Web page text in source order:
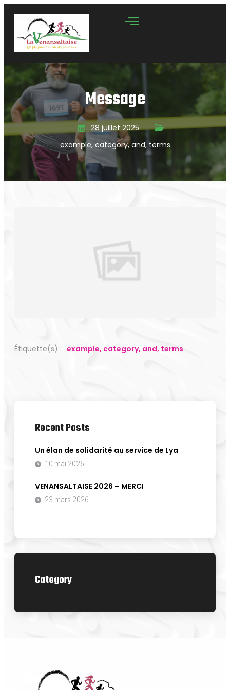
Message
28 juillet 2025
example, category,and, terms
Étiquette(s) : example, category, and, terms
Recent Posts
Un élan de solidarité au service de Lya
10 mai 2026
VENANSALTAISE 2026 – MERCI
23 mars 2026
Category